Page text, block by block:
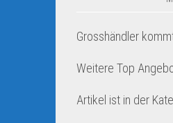
Grosshändler
Weitere Top
Artikel ist in der